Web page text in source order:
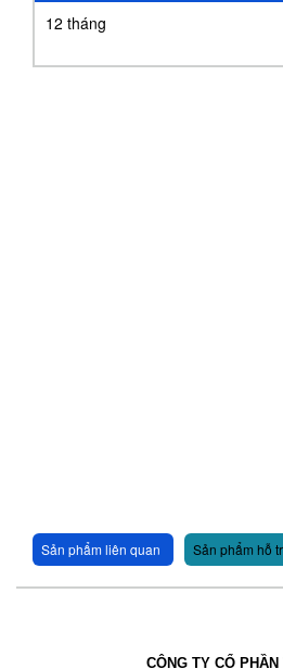
12 tháng
Sản phẩm liên quan Sản phẩm hỗ
CÔNG TY CỔ PHẦN